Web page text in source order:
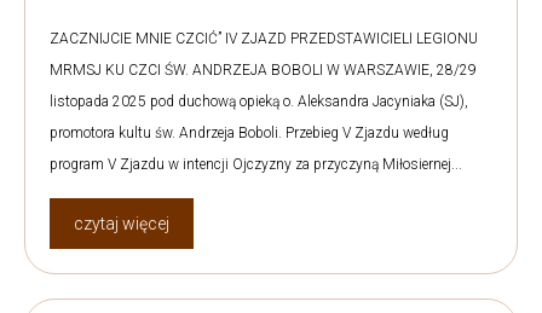
ZACZNIJCIE MNIE CZCIĆ” IV ZJAZD PRZEDSTAWICIELI LEGIONU
MRMSJ KU CZCI ŚW. ANDRZEJA BOBOLI W WARSZAWIE, 28/29
listopada 2025 pod duchową opieką o. Aleksandra Jacyniaka (SJ),
promotora kultu św. Andrzeja Boboli. Przebieg V Zjazdu według
program V Zjazdu w intencji Ojczyzny za przyczyną Miłosiernej...
czytaj więcej